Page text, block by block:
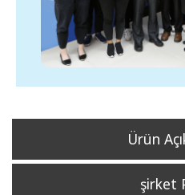
Ürün
şirket